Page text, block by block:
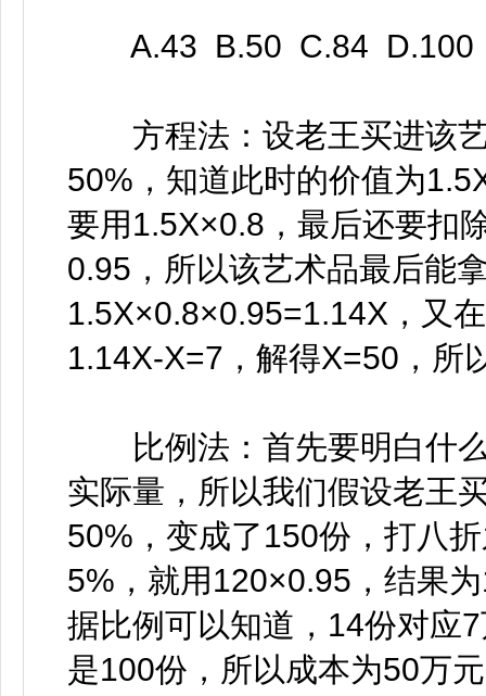
A.43 B.50 C.84 D.100
方程法：设老王买进该艺
50%，知道此时的价值为
要用1.5X×0.8，最后还要扣
0.95，所以该艺术品最后能
1.5X×0.8×0.95=1.14X，又
1.14X-X=7，解得X=50，所
比例法：首先要明白什么
实际量，所以我们假设老王
50%，变成了150份，打八
5%，就用120×0.95，结果
据比例可以知道，14份对应
是100份，所以成本为50万